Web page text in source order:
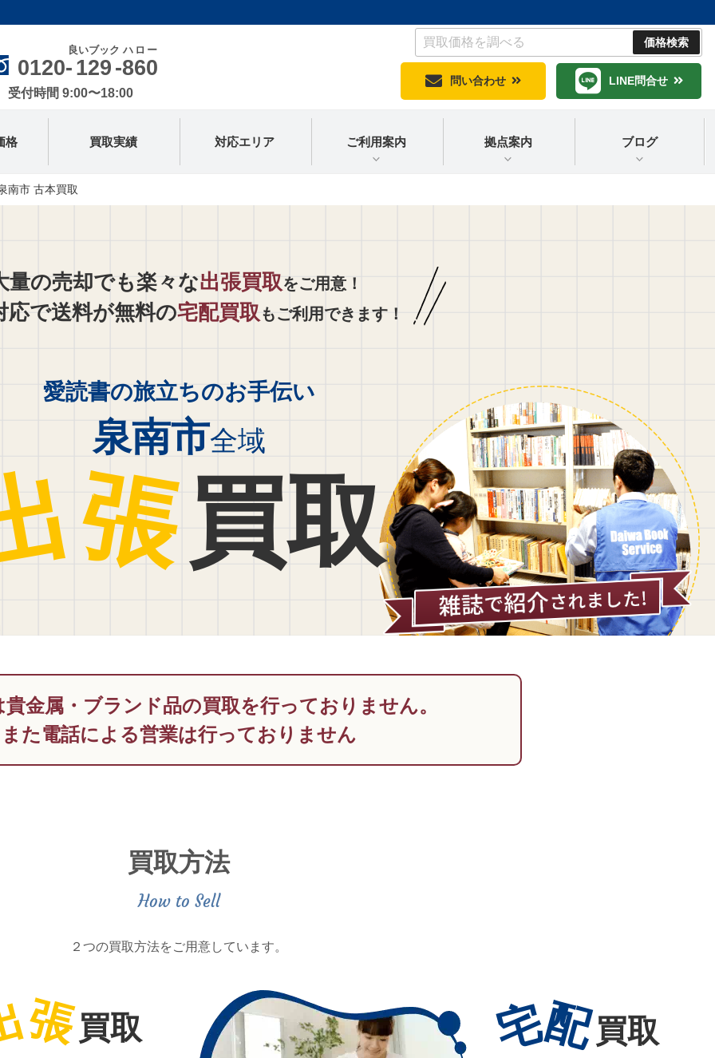
0120- 129
良いブック
-860
ハロー
受付時間 9:00〜18:00
問い合わせ LINE問合せ
格 買取実績 対応エリア ご利用案内 拠点案内 ブログ
南市 古本買取
量の売却でも楽々な出張買取をご用意！
応で送料が無料の宅配買取 もご利用できます！
愛読書の旅立ちのお手伝い
泉南市全域
張買取
貴金属・ブランド品の買取を行っておりません。
また電話による営業は行っておりません
買取方法
２つの買取方法をご用意しています。
張買取 宅配買取